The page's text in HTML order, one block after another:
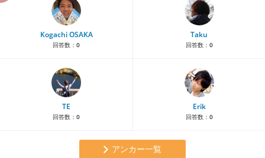
Kogachi OSAKA
回答数： 0
Taku
回答数： 0
TE
回答数： 0
Erik
回答数： 0
アンカー一覧